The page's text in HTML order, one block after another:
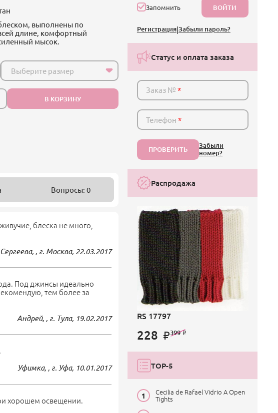
выполнены по
длине, комфортный
мысок.
Выберите размер
В КОРЗИНУ
Вопросы: 0
блеска не много,
, г. Москва, 22.03.2017
Под джинсы идеально
тем более за
Андрей, , г. Тула, 19.02.2017
Уфимка, , г. Уфа, 10.01.2017
хорошем освещении.
Запомнить ВОЙТИ
Регистрация|Забыли пароль?
Статус и оплата заказа
Заказ №*
Телефон*
ПРОВЕРИТЬ
Забыли
номер?
Распродажа
RS 17797
228 399
TOP-5
Cecilia de Rafael Vidrio A Open
Tights